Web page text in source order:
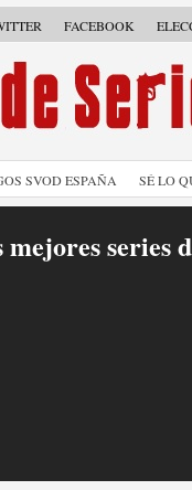
FACEBOOK
SVOD ESPAÑA SÉ LO
series